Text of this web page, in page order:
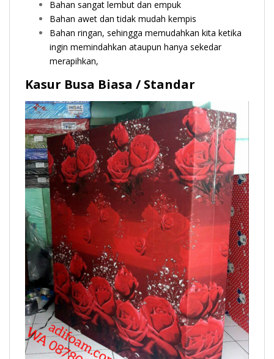
Bahan sangat lembut dan empuk
Bahan awet dan tidak mudah kempis
Bahan ringan, sehingga memudahkan kita ketika
ingin memindahkan ataupun hanya sekedar
merapihkan,
Kasur Busa Biasa / Standar